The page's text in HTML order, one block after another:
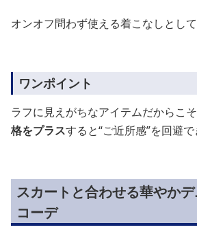
オンオフ問わず使える着こなしとして
ワンポイント
ラフに見えがちなアイテムだからこそ
格をプラスすると“ご近所感”を回避で
スカートと合わせる華やか
コーデ